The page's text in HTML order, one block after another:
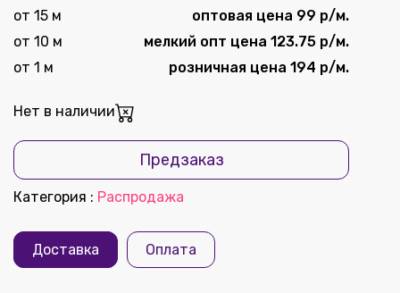
от 15 м
оптовая цена 99 р/м.
от 10 м
мелкий опт цена 123.75 р/м.
от 1 м
розничная цена 194 р/м.
Нет в наличии
Предзаказ
Категория : Распродажа
Доставка Оплата